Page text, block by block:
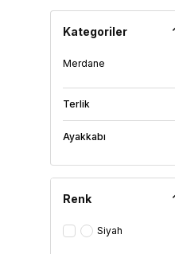
Kategoriler
Merdane
Terlik
Ayakkabı
Renk
Siyah